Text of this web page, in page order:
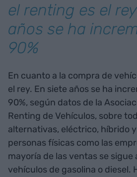
el renting es el
años se ha
90%
En cuanto a la compra de
el rey. En siete años se ha
90%, según datos de la
Renting de Vehículos, sobre
alternativas, eléctrico, híbrido
personas físicas como las
mayoría de las ventas se
vehículos de gasolina o diesel.